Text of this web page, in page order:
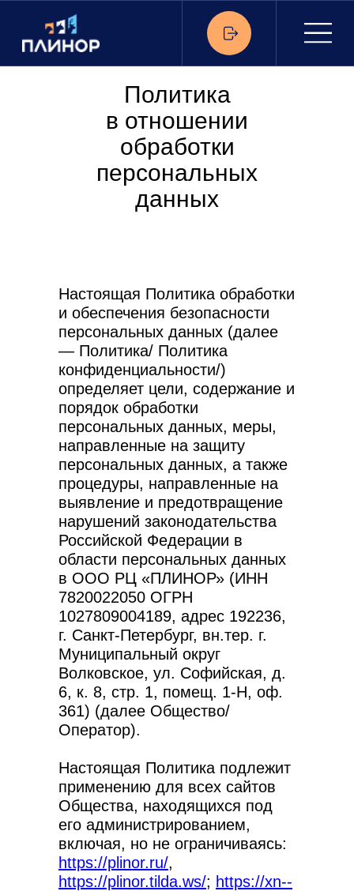
Политика
в отношении
обработки
персональных
данных
Настоящая Политика обработки
и обеспечения безопасности
персональных данных (далее
— Политика/ Политика
конфиденциальности/)
определяет цели, содержание и
порядок обработки
персональных данных, меры,
направленные на защиту
персональных данных, а также
процедуры, направленные на
выявление и предотвращение
нарушений законодательства
Российской Федерации в
области персональных данных
в ООО РЦ «ПЛИНОР» (ИНН
7820022050 ОГРН
1027809004189, адрес 192236,
г. Санкт-Петербург, вн.тер. г.
Муниципальный округ
Волковское, ул. Софийская, д.
6, к. 8, стр. 1, помещ. 1-Н, оф.
361) (далее Общество/
Оператор).
Настоящая Политика подлежит
применению для всех сайтов
Общества, находящихся под
его администрированием,
включая, но не ограничиваясь:
https://plinor.ru/,
https://plinor.tilda.ws/; https://xn--